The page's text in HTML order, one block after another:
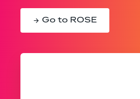
Go to ROSE